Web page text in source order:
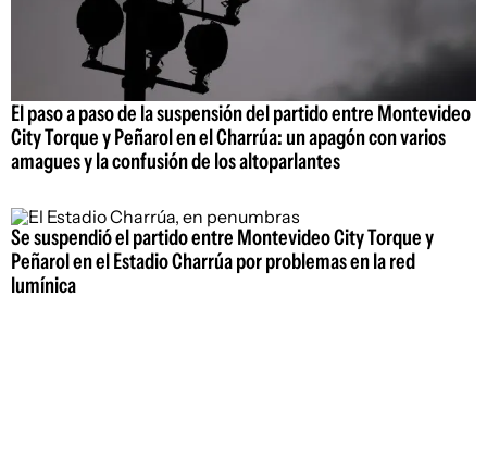
El paso a paso de la suspensión del partido entre Montevideo
City Torque y Peñarol en el Charrúa: un apagón con varios
amagues y la confusión de los altoparlantes
Se suspendió el partido entre Montevideo City Torque y
Peñarol en el Estadio Charrúa por problemas en la red
lumínica